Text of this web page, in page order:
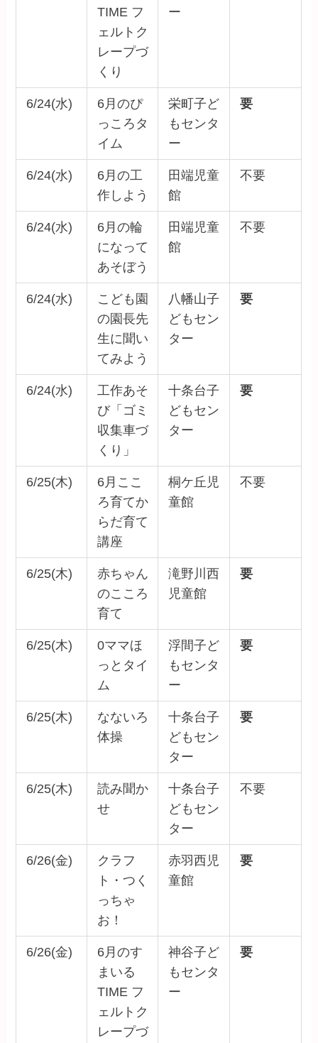
TIME フ
ェルトク
レープづ
くり
ー
6/24(水)
6月のぴ
っころタ
イム
栄町子ど
もセンタ
ー
要
6/24(水)
6月の工
作しよう
田端児童
館
不要
6/24(水)
6月の輪
になって
あそぼう
田端児童
館
不要
6/24(水)
こども園
の園長先
生に聞い
てみよう
八幡山子
どもセン
ター
要
6/24(水)
工作あそ
び「ゴミ
収集車づ
くり」
十条台子
どもセン
ター
要
6/25(木)
6月ここ
ろ育てか
らだ育て
講座
桐ケ丘児
童館
不要
6/25(木)
赤ちゃん
のこころ
育て
滝野川西
児童館
要
6/25(木)
0ママほ
っとタイ
ム
浮間子ど
もセンタ
ー
要
6/25(木)
なないろ
体操
十条台子
どもセン
ター
要
6/25(木)
読み聞か
せ
十条台子
どもセン
ター
不要
6/26(金)
クラフ
ト・つく
っちゃ
お！
赤羽西児
童館
要
6/26(金)
6月のす
まいる
TIME フ
ェルトク
レープづ
神谷子ど
もセンタ
ー
要